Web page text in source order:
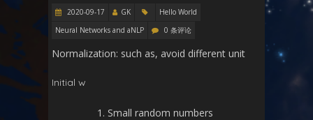
2020-09-17 GK
Hello World
Neural Networks and aNLP
0 条评论
Normalization: such as, avoid different unit
Initial w
Small random numbers